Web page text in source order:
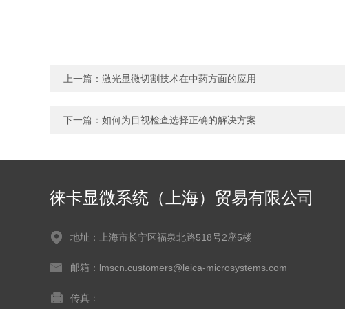
上一篇： 激光显微切割技术在中药方面的应用
下一篇： 如何为目视检查选择正确的解决方案
徕卡显微系统（上海）贸易有限公司
地址：上海市长宁区福泉北路518号2座5楼
邮箱：lmscn.customers@leica-microsystems.com
传真：